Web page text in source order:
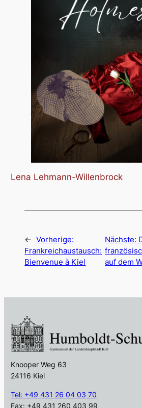
Lena Lehmann-Willenbrock
← Vorherige:
Frankreichaustausch:
Bienvenue à Kiel
Nächste:
auf dem
Knooper Weg 63
24116 Kiel
Tel: +49 431 26 04 03 70
Fax: +49 431 260 403 99